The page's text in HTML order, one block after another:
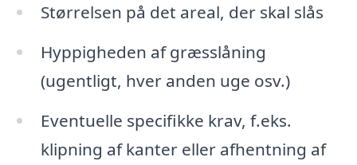
Størrelsen på det areal, der skal slås
Hyppigheden af græsslåning
(ugentligt, hver anden uge osv.)
Eventuelle specifikke krav, f.eks.
klipning af kanter eller afhentning af